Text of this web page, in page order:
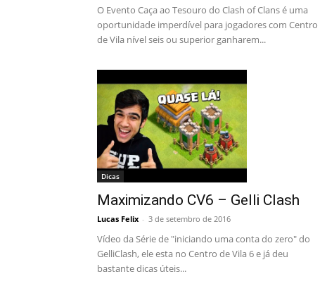
O Evento Caça ao Tesouro do Clash of Clans é uma
oportunidade imperdível para jogadores com Centro
de Vila nível seis ou superior ganharem...
Dicas
Maximizando CV6 – Gelli Clash
Lucas Felix - 3 de setembro de 2016
Vídeo da Série de "iniciando uma conta do zero" do
GelliClash, ele esta no Centro de Vila 6 e já deu
bastante dicas úteis...